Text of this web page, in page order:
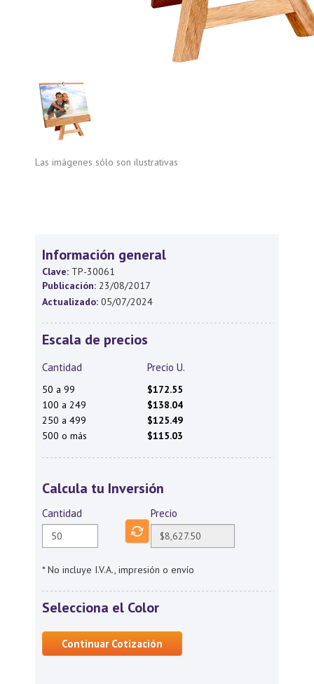
Las imágenes sólo son ilustrativas
Información general
Clave: TP-30061
Publicación: 23/08/2017
Actualizado: 05/07/2024
Escala de precios
Cantidad Precio U.
50 a 99
$172.55
100 a 249
$138.04
250 a 499
$125.49
500 o más
$115.03
Calcula tu Inversión
Cantidad Precio
* No incluye I.V.A., impresión o envío
Selecciona el Color
Continuar Cotización